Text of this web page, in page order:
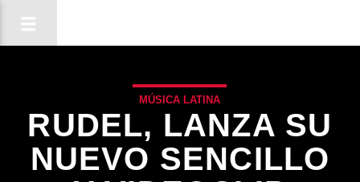
MÚSICA LATINA
RUDEL, LANZA SU
NUEVO SENCILLO